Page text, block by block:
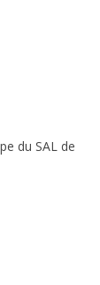
du SAL de